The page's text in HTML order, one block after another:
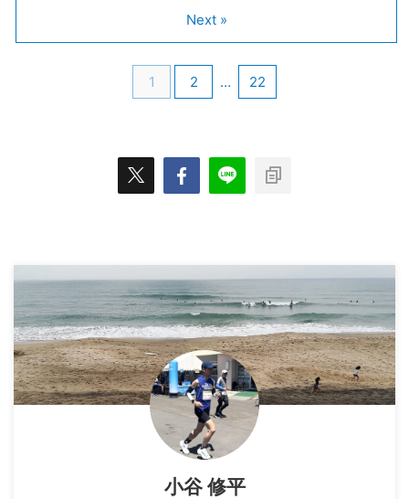
1 2 … 22
Next »
小谷 修平